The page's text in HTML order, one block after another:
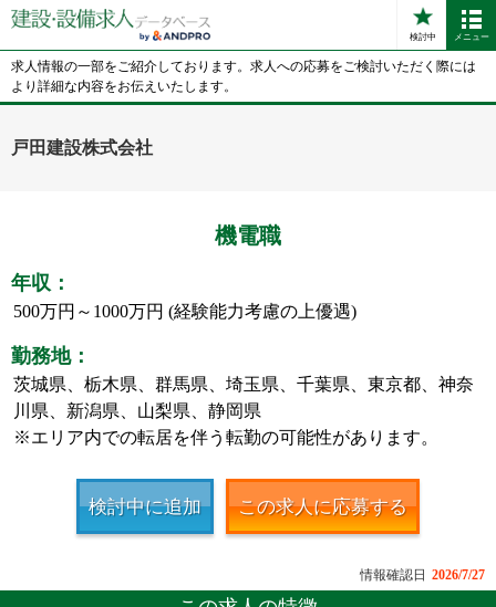
検討中 メニュー
求人情報の一部をご紹介しております。求人への応募をご検討いただく際には
より詳細な内容をお伝えいたします。
戸田建設株式会社
機電職
年収：
500万円～1000万円 (経験能力考慮の上優遇)
勤務地：
茨城県、栃木県、群馬県、埼玉県、千葉県、東京都、神奈
川県、新潟県、山梨県、静岡県
※エリア内での転居を伴う転勤の可能性があります。
検討中に追加 この求人に応募する
情報確認日 2026/7/27